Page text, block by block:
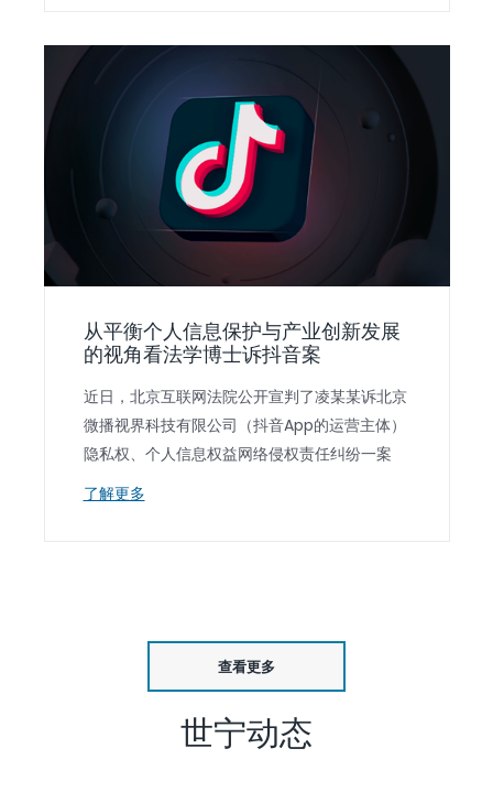
从平衡个人信息保护与产业创新发展
的视角看法学博士诉抖音案
近日，北京互联网法院公开宣判了凌某某诉北京
微播视界科技有限公司（抖音App的运营主体）
隐私权、个人信息权益网络侵权责任纠纷一案
了解更多
查看更多
世宁动态